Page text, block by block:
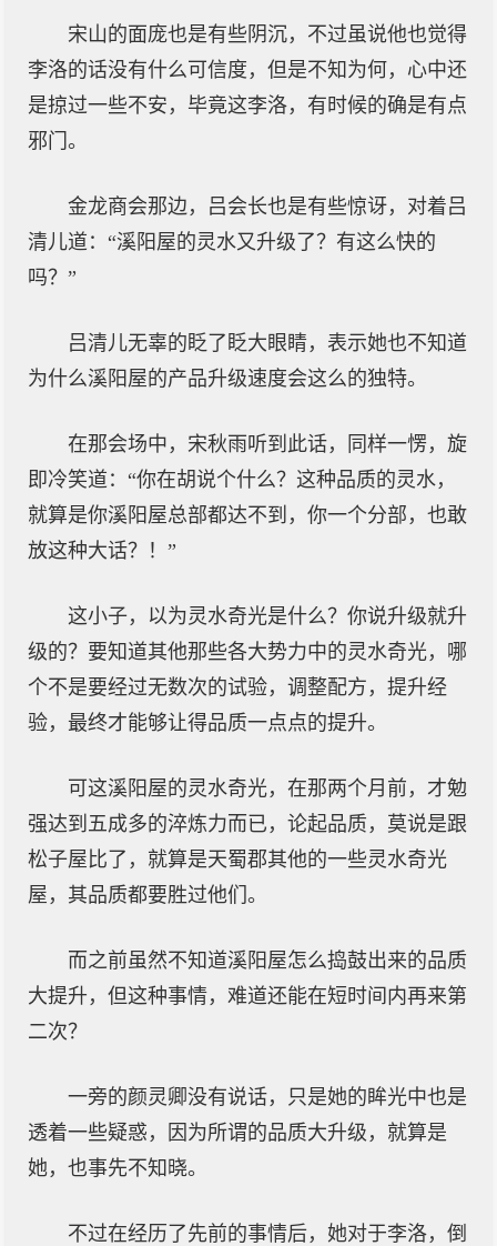
宋山的面庞也是有些阴沉，不过虽说他也觉得
李洛的话没有什么可信度，但是不知为何，心中还
是掠过一些不安，毕竟这李洛，有时候的确是有点
邪门。
金龙商会那边，吕会长也是有些惊讶，对着吕
清儿道：“溪阳屋的灵水又升级了？有这么快的
吗？”
吕清儿无辜的眨了眨大眼睛，表示她也不知道
为什么溪阳屋的产品升级速度会这么的独特。
在那会场中，宋秋雨听到此话，同样一愣，旋
即冷笑道：“你在胡说个什么？这种品质的灵水，
就算是你溪阳屋总部都达不到，你一个分部，也敢
放这种大话？！”
这小子，以为灵水奇光是什么？你说升级就升
级的？要知道其他那些各大势力中的灵水奇光，哪
个不是要经过无数次的试验，调整配方，提升经
验，最终才能够让得品质一点点的提升。
可这溪阳屋的灵水奇光，在那两个月前，才勉
强达到五成多的淬炼力而已，论起品质，莫说是跟
松子屋比了，就算是天蜀郡其他的一些灵水奇光
屋，其品质都要胜过他们。
而之前虽然不知道溪阳屋怎么捣鼓出来的品质
大提升，但这种事情，难道还能在短时间内再来第
二次？
一旁的颜灵卿没有说话，只是她的眸光中也是
透着一些疑惑，因为所谓的品质大升级，就算是
她，也事先不知晓。
不过在经历了先前的事情后，她对于李洛，倒